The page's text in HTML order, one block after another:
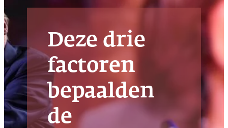
Deze drie
factoren
bepaalden
de